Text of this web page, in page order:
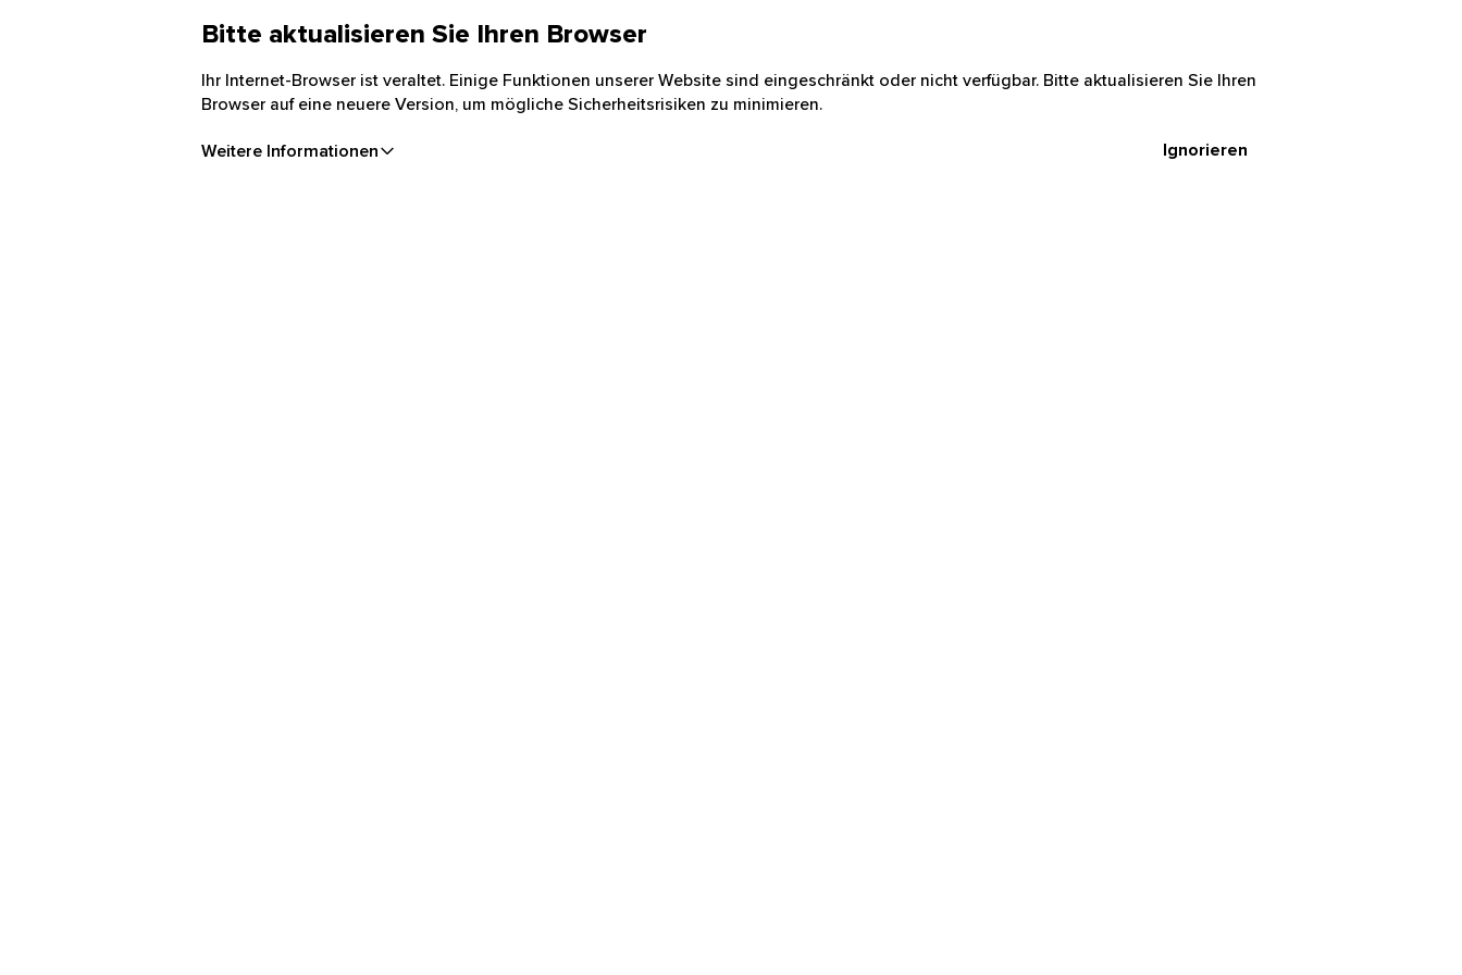
Bitte aktualisieren Sie Ihren Browser
Ihr Internet-Browser ist veraltet. Einige Funktionen unserer Website sind eingeschränkt oder nicht verfügbar. Bitte aktualisieren Sie Ihren
Browser auf eine neuere Version, um mögliche Sicherheitsrisiken zu minimieren.
Weitere Informationen Ignorieren